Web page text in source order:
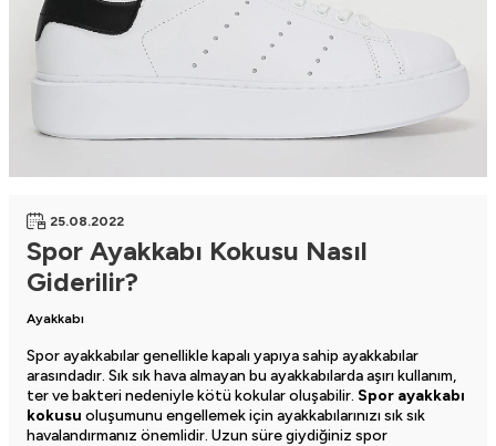
25.08.2022
Spor Ayakkabı Kokusu Nasıl
Giderilir?
Ayakkabı
Spor ayakkabılargenellikle kapalı yapıya sahip ayakkabılar
arasındadır. Sık sık hava almayan bu ayakkabılarda aşırı kullanım,
ter ve bakteri nedeniyle kötü kokular oluşabilir. Spor ayakkabı
kokusu oluşumunu engellemek için ayakkabılarınızı sık sık
havalandırmanız önemlidir. Uzun süre giydiğiniz spor